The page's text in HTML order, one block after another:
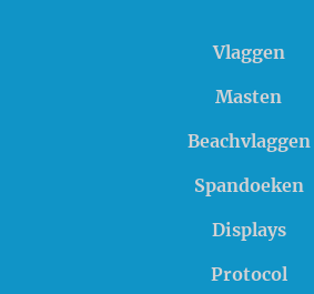
Vlaggen
Masten
Beachvlaggen
Spandoeken
Displays
Protocol